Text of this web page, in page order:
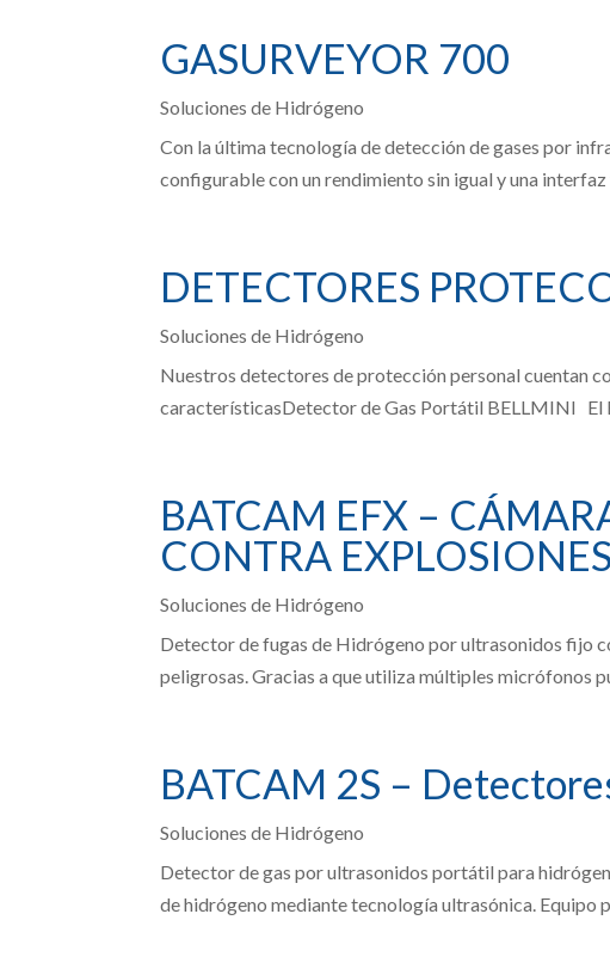
GASURVEYOR 700
Soluciones de Hidrógeno
Con la última tecnología de detección de gases por
configurable con un rendimiento sin igual y una
DETECTORES
Soluciones de Hidrógeno
Nuestros detectores de protección personal cuentan
característicasDetector de Gas Portátil BELLMINI El
BATCAM EFX –
CONTRA
Soluciones de Hidrógeno
Detector de fugas de Hidrógeno por ultrasonidos fijo
peligrosas. Gracias a que utiliza múltiples micrófonos
BATCAM 2S –
Soluciones de Hidrógeno
Detector de gas por ultrasonidos portátil para
de hidrógeno mediante tecnología ultrasónica. Equipo